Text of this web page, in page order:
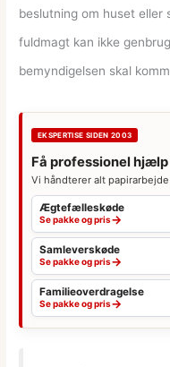
beslutning om huset eller
fuldmagt kan ikke
bemyndigelsen skal
EKSPERTISE SIDEN 2003
Få professionel
Vi håndterer alt
Ægtefælleskøde
Se pakke og pris→
Samleverskøde
Se pakke og pris→
Familieoverdragelse
Se pakke og pris→